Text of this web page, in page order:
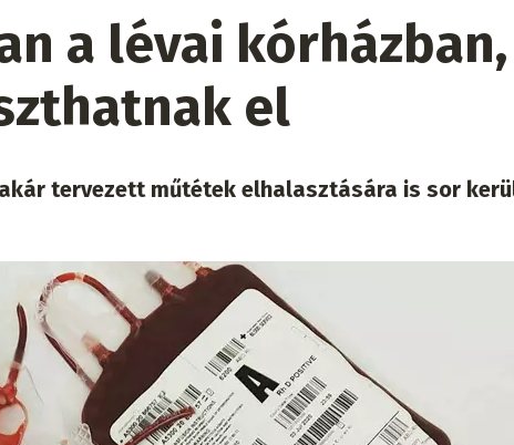
a lévai kórházban,
el
tervezett műtétek elhalasztására is sor